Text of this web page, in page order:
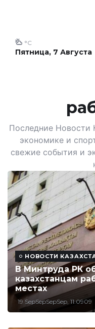
Пятница, 7 Августа
°C
Последние Новости
экономике и
свежие события и
НОВОСТИ
В Минтруда РК
казахстанцам
местах
19 SepSepSepSep, 11:0909